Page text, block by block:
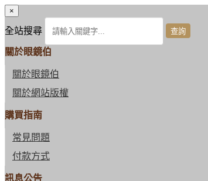
×
全站搜尋
關於眼鏡伯
關於眼鏡伯
關於網站版權
購買指南
常見問題
付款方式
訊息公告